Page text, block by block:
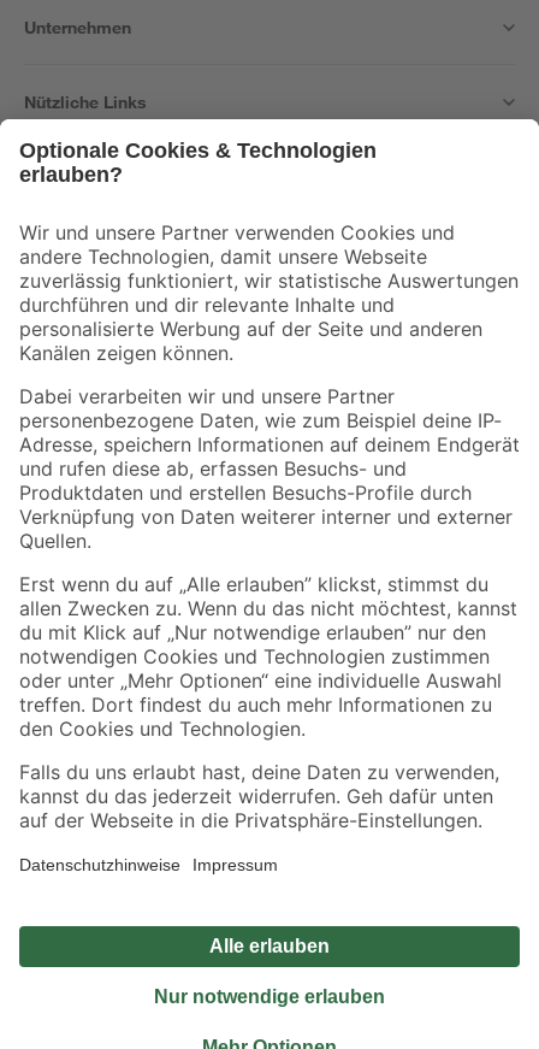
Unternehmen
Nützliche Links
Der toom Newsletter: Keine Angebote und Aktionen mehr verpassen!
Zur Newsletter Anmeldung
Folge uns
Zahlungsarten Versandarten
Sicher einkaufen
Jetzt die toom-App herunterladen
Alle Preisangaben in EUR inkl. gesetzl. MwSt.. Die dargestellten Angebote sind unter
Umständen nicht in allen Märkten verfügbar. Die angegebenen Verfügbarkeiten beziehen
Produkte nur solange der Vorrat reicht.
*Paketversand ab 59 € versandkostenfrei, gilt nicht für Artikel mit Speditionsversand, hier
Privatsphäre Impressum
Nutzungsbedingungen
Widerrufsrecht
Vertrag widerrufen